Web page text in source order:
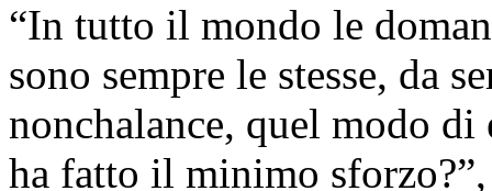
“In tutto il mondo le
sono sempre le stesse, da
nonchalance, quel modo di
ha fatto il minimo